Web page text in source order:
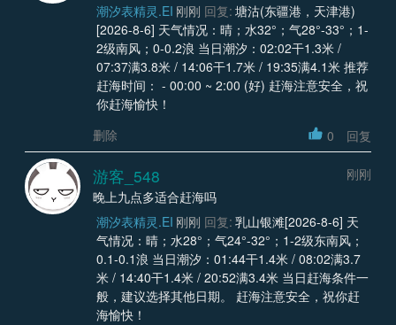
潮汐表精灵.EI 刚刚 回复: 塘沽(东疆港，天津港)
[2026-8-6] 天气情况：晴；水32°；气28°-33°；1-
2级南风；0-0.2浪 当日潮汐：02:02干1.3米 /
07:37满3.8米 / 14:06干1.7米 / 19:35满4.1米 推荐
赶海时间： - 00:00 ~ 2:00 (好) 赶海注意安全，祝
你赶海愉快！
删除
0 回复
游客_548
刚刚
晚上九点多适合赶海吗
潮汐表精灵.EI 刚刚 回复: 乳山银滩[2026-8-6] 天
气情况：晴；水28°；气24°-32°；1-2级东南风；
0.1-0.1浪 当日潮汐：01:44干1.4米 / 08:02满3.7
米 / 14:40干1.4米 / 20:52满3.4米 当日赶海条件一
般，建议选择其他日期。 赶海注意安全，祝你赶
海愉快！